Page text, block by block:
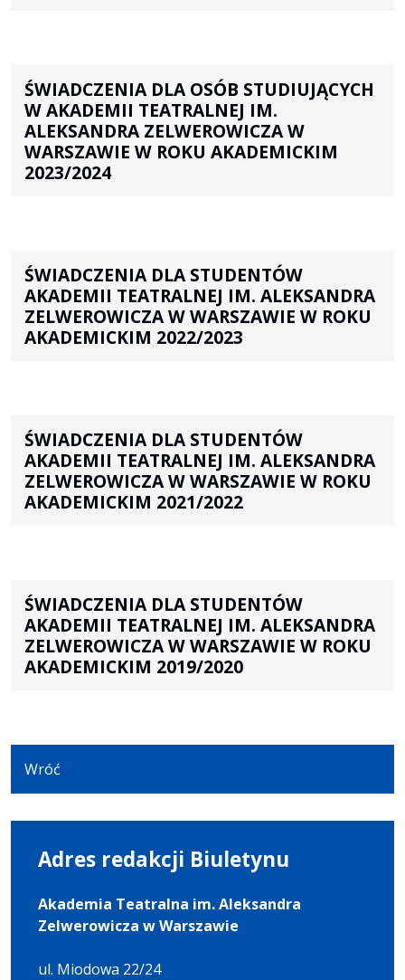
ŚWIADCZENIA DLA OSÓB STUDIUJĄCYCH
W AKADEMII TEATRALNEJ IM.
ALEKSANDRA ZELWEROWICZA W
WARSZAWIE W ROKU AKADEMICKIM
2023/2024
ŚWIADCZENIA DLA STUDENTÓW
AKADEMII TEATRALNEJ IM. ALEKSANDRA
ZELWEROWICZA W WARSZAWIE W ROKU
AKADEMICKIM 2022/2023
ŚWIADCZENIA DLA STUDENTÓW
AKADEMII TEATRALNEJ IM. ALEKSANDRA
ZELWEROWICZA W WARSZAWIE W ROKU
AKADEMICKIM 2021/2022
ŚWIADCZENIA DLA STUDENTÓW
AKADEMII TEATRALNEJ IM. ALEKSANDRA
ZELWEROWICZA W WARSZAWIE W ROKU
AKADEMICKIM 2019/2020
Wróć
Adres redakcji Biuletynu
Akademia Teatralna im. Aleksandra
Zelwerowicza w Warszawie
ul. Miodowa 22/24